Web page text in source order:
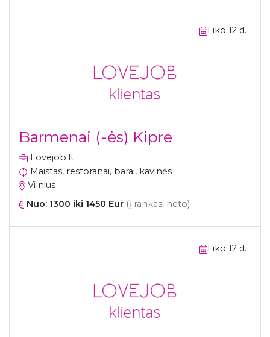
Liko 12 d.
Barmenai (-ės) Kipre
Lovejob.lt
Maistas, restoranai, barai, kavinės
Vilnius
Nuo: 1300 iki 1450 Eur (į rankas, neto)
Liko 12 d.